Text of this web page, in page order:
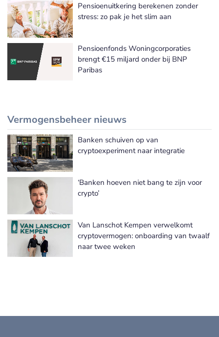
Pensioenuitkering berekenen zonder
stress: zo pak je het slim aan
Pensioenfonds Woningcorporaties
brengt €15 miljard onder bij BNP
Paribas
Vermogensbeheer nieuws
Meer Vermogensbeheer nieuws
Banken schuiven op van
cryptoexperiment naar integratie
‘Banken hoeven niet bang te zijn voor
crypto’
Van Lanschot Kempen verwelkomt
cryptovermogen: onboarding van twaalf
naar twee weken